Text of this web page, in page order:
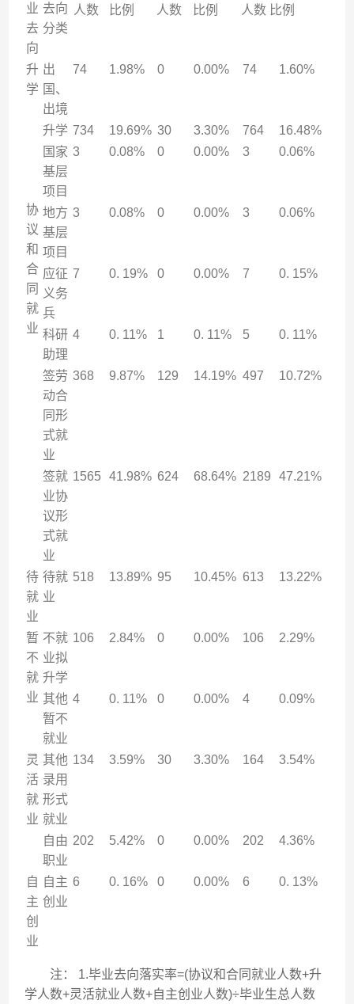
业
去
向
去向
分类
人数
比例 人数 比例 人数 比例
升
学
出
国、
出境
74 1.98% 0 0.00% 74 1.60%
升学 734 19.69% 30 3.30% 764 16.48%
协
议
和
合
同
就
业
国家
基层
项目
3 0.08% 0 0.00% 3 0.06%
地方
基层
项目
3 0.08% 0 0.00% 3 0.06%
应征
义务
兵
7 0. 19% 0 0.00% 7 0. 15%
科研
助理
4 0. 11% 1 0. 11% 5 0. 11%
签劳
动合
同形
式就
业
368 9.87% 129 14.19% 497 10.72%
签就
业协
议形
式就
业
1565 41.98% 624 68.64% 2189 47.21%
待
就
业
待就
业
518 13.89% 95 10.45% 613 13.22%
暂
不
就
业
不就
业拟
升学
106 2.84% 0 0.00% 106 2.29%
其他
暂不
就业
4 0. 11% 0 0.00% 4 0.09%
灵
活
就
业
其他
录用
形式
就业
134 3.59% 30 3.30% 164 3.54%
自由
职业
202 5.42% 0 0.00% 202 4.36%
自
主
创
业
自主
创业
6 0. 16% 0 0.00% 6 0. 13%
注： 1.毕业去向落实率=(协议和合同就业人数+升
学人数+灵活就业人数+自主创业人数)÷毕业生总人数